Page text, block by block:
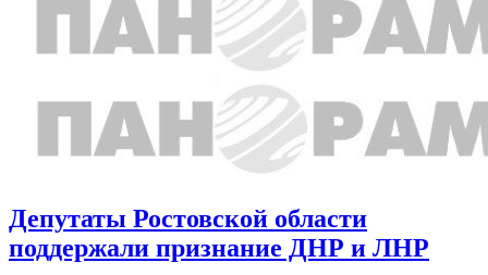
Депутаты Ростовской области
поддержали признание ДНР и ЛНР